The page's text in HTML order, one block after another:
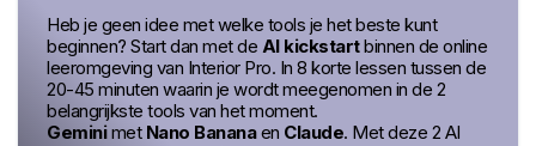
Heb je geen idee met welke tools je het beste kunt
beginnen? Start dan met de AI kickstartbinnen de online
leeromgeving van Interior Pro. In 8 korte lessen tussen de
20-45 minuten waarin je wordt meegenomen in de 2
belangrijkste tools van het moment.
Geminimet Nano Bananaen Claude. Met deze 2 AI